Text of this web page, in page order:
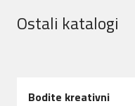
Ostali katalogi
Bodite kreativni